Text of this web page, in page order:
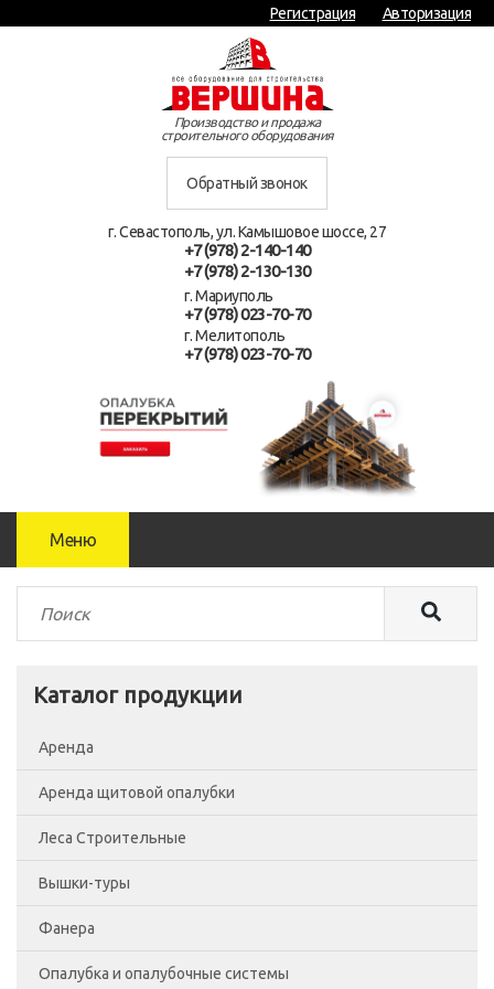
Регистрация Авторизация
Производство и продажа
строительного оборудования
Обратный звонок
г. Севастополь, ул. Камышовое шоссе, 27
+7 (978) 2-140-140
+7 (978) 2-130-130
г. Мариуполь
+7 (978) 023-70-70
г. Мелитополь
+7 (978) 023-70-70
Меню
Каталог продукции
Аренда
Аренда щитовой опалубки
Леса Строительные
Леса рамные
Помосты
Сетка фасадная
Вышки-туры
Вышка-тура ВСП-250/0.7
Вышка-тура ВСП-250/1.2
Фанера
Фанера Россия
Опалубка и опалубочные системы